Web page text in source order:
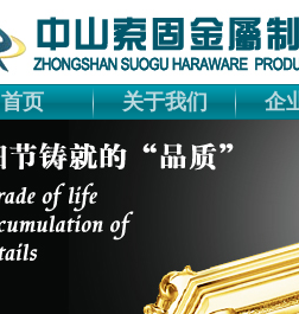
首页 关于我们 企